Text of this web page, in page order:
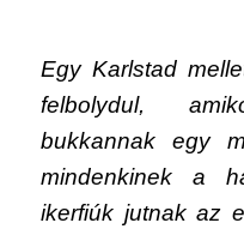
Egy Karlstad
felbolydul,
bukkannak egy
mindenkinek a
ikerfiúk jutnak az